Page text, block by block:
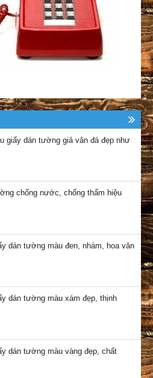
giấy dán tường giả vân đá đẹp như
chống nước, chống thấm hiệu
dán tường màu đen, nhám, hoa văn
dán tường màu xám đẹp, thịnh
dán tường màu vàng đẹp, chất